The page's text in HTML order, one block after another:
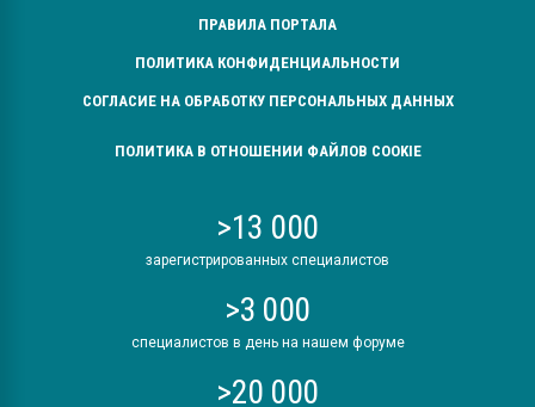
ПРАВИЛА ПОРТАЛА
ПОЛИТИКА КОНФИДЕНЦИАЛЬНОСТИ
СОГЛАСИЕ НА ОБРАБОТКУ ПЕРСОНАЛЬНЫХ ДАННЫХ
ПОЛИТИКА В ОТНОШЕНИИ ФАЙЛОВ COOKIE
>13 000
зарегистрированных специалистов
>3 000
специалистов в день на нашем форуме
>20 000